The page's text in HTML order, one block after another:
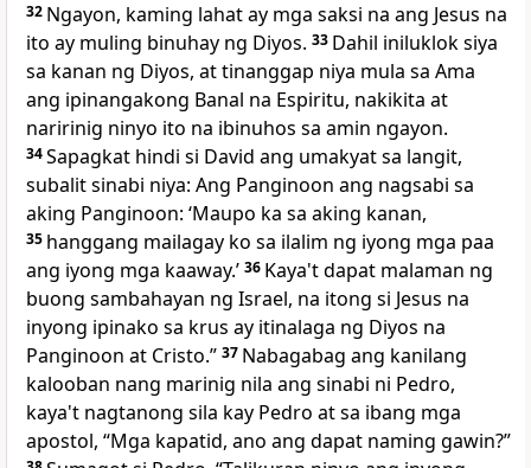
32 Ngayon, kaming lahat ay mga saksi na ang Jesus na
ito ay muling binuhay ng Diyos. 33 Dahil iniluklok siya
sa kanan ng Diyos, at tinanggap niya mula sa Ama
ang ipinangakong Banal na Espiritu, nakikita at
naririnig ninyo ito na ibinuhos sa amin ngayon.
34Sapagkat hindi si David ang umakyat sa langit,
subalit sinabi niya: Ang Panginoon ang nagsabi sa
aking Panginoon: ‘Maupo ka sa aking kanan,
35 hanggang mailagay ko sa ilalim ng iyong mga paa
ang iyong mga kaaway.’ 36 Kaya't dapat malaman ng
buong sambahayan ng Israel, na itong si Jesus na
inyong ipinako sa krus ay itinalaga ng Diyos na
Panginoon at Cristo.” 37 Nabagabag ang kanilang
kalooban nang marinig nila ang sinabi ni Pedro,
kaya't nagtanong sila kay Pedro at sa ibang mga
apostol, “Mga kapatid, ano ang dapat naming gawin?”